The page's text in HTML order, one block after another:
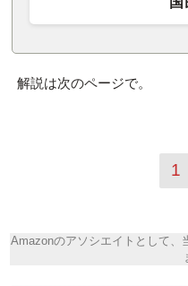
解説は次のページで。
1
Amazonのアソシエイトとして、